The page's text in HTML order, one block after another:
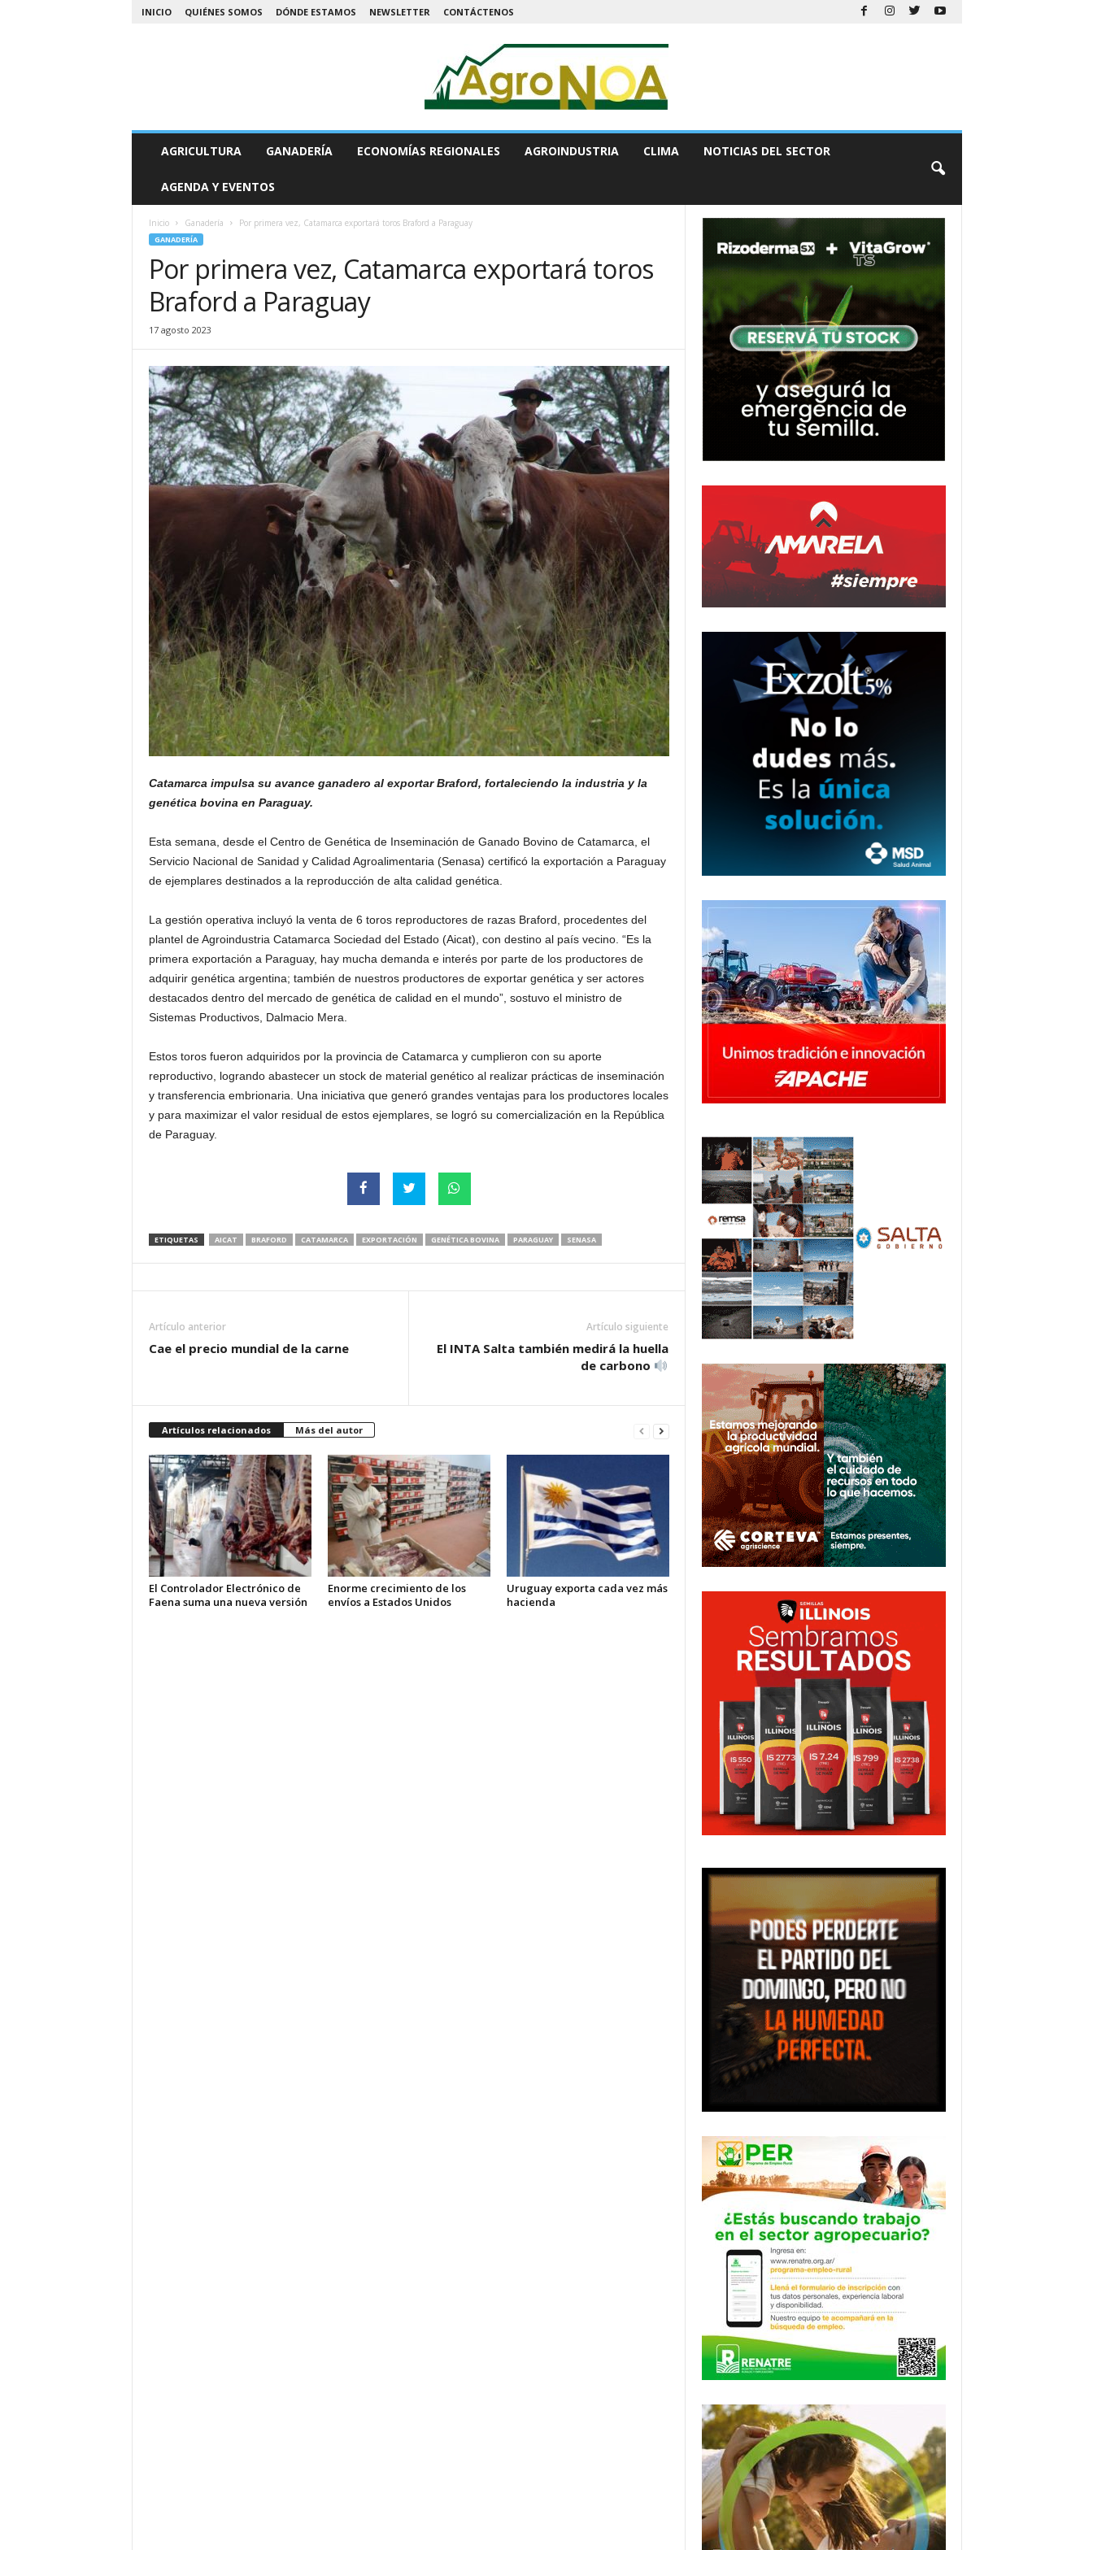
INICIO QUIÉNES SOMOS DÓNDE ESTAMOS NEWSLETTER CONTÁCTENOS
N
AGRICULTURA GANADERÍA ECONOMÍAS REGIONALES AGROINDUSTRIA CLIMA NOTICIAS DEL SECTOR
AGENDA Y EVENTOS
Inicio Ganadería Por primera vez, Catamarca exportará toros Braford a Paraguay
GANADERÍA
Por primera vez, Catamarca exportará toros
Braford a Paraguay
17 agosto 2023
Catamarca impulsa su avance ganadero al exportar Braford, fortaleciendo la industria y la
genética bovina en Paraguay.
Esta semana, desde el Centro de Genética de Inseminación de Ganado Bovino de Catamarca, el
Servicio Nacional de Sanidad y Calidad Agroalimentaria (Senasa) certificó la exportación a Paraguay
de ejemplares destinados a la reproducción de alta calidad genética.
La gestión operativa incluyó la venta de 6 toros reproductores de razas Braford, procedentes del
plantel de Agroindustria Catamarca Sociedad del Estado (Aicat), con destino al país vecino. “Es la
primera exportación a Paraguay, hay mucha demanda e interés por parte de los productores de
adquirir genética argentina; también de nuestros productores de exportar genética y ser actores
destacados dentro del mercado de genética de calidad en el mundo”, sostuvo el ministro de
Sistemas Productivos, Dalmacio Mera.
Estos toros fueron adquiridos por la provincia de Catamarca y cumplieron con su aporte
reproductivo, logrando abastecer un stock de material genético al realizar prácticas de inseminación
y transferencia embrionaria. Una iniciativa que generó grandes ventajas para los productores locales
y para maximizar el valor residual de estos ejemplares, se logró su comercialización en la República
de Paraguay.
ETIQUETAS AICAT BRAFORD CATAMARCA EXPORTACIÓN GENÉTICA BOVINA PARAGUAY SENASA
Artículo anterior
Cae el precio mundial de la carne
Artículo siguiente
El INTA Salta también medirá la huella
de carbono
Artículos relacionados Más del autor
El Controlador Electrónico de
Faena suma una nueva versión
Enorme crecimiento de los
envíos a Estados Unidos
Uruguay exporta cada vez más
hacienda